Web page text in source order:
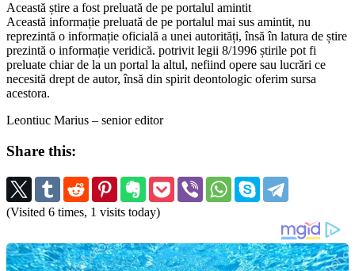
Această știre a fost preluată de pe portalul amintit
Această informație preluată de pe portalul mai sus amintit, nu
reprezintă o informație oficială a unei autorități, însă în latura de știre
prezintă o informație veridică. potrivit legii 8/1996 știrile pot fi
preluate chiar de la un portal la altul, nefiind opere sau lucrări ce
necesită drept de autor, însă din spirit deontologic oferim sursa
acestora.
Leontiuc Marius – senior editor
Share this:
(Visited 6 times, 1 visits today)